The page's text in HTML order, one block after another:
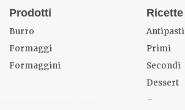
Prodotti
Burro
Formaggi
Formaggini
Ricette
Antipasti
Primi
Secondi
Dessert
–